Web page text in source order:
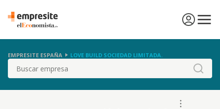
EMPRESITE ESPAÑA LOVE BUILD SOCIEDAD LIMITADA.
Buscar